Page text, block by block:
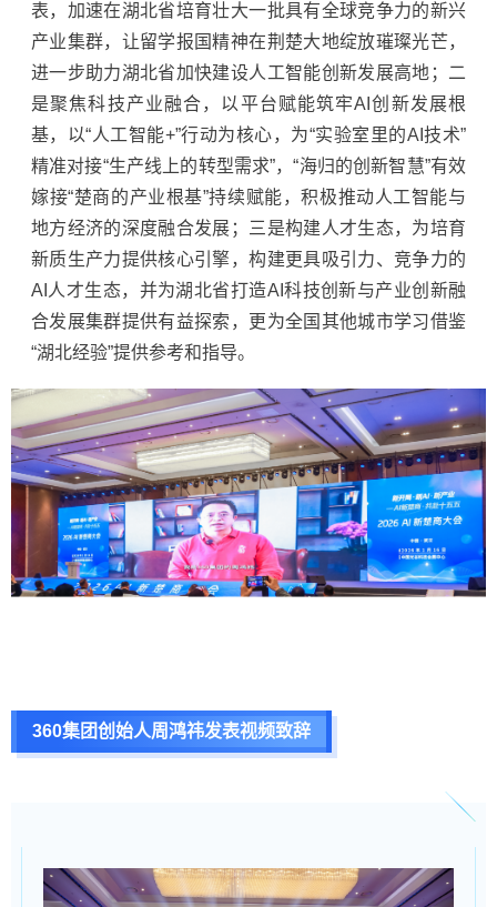
表，加速在湖北省培育壮大一批具有全球竞争力的新兴
产业集群，让留学报国精神在荆楚大地绽放璀璨光芒，
进一步助力湖北省加快建设人工智能创新发展高地；二
是聚焦科技产业融合，以平台赋能筑牢AI创新发展根
基，以“人工智能+”行动为核心，为“实验室里的AI技术”
精准对接“生产线上的转型需求”，“海归的创新智慧”有效
嫁接“楚商的产业根基”持续赋能，积极推动人工智能与
地方经济的深度融合发展；三是构建人才生态，为培育
新质生产力提供核心引擎，构建更具吸引力、竞争力的
AI人才生态，并为湖北省打造AI科技创新与产业创新融
合发展集群提供有益探索，更为全国其他城市学习借鉴
“湖北经验”提供参考和指导。
360集团创始人周鸿祎发表视频致辞